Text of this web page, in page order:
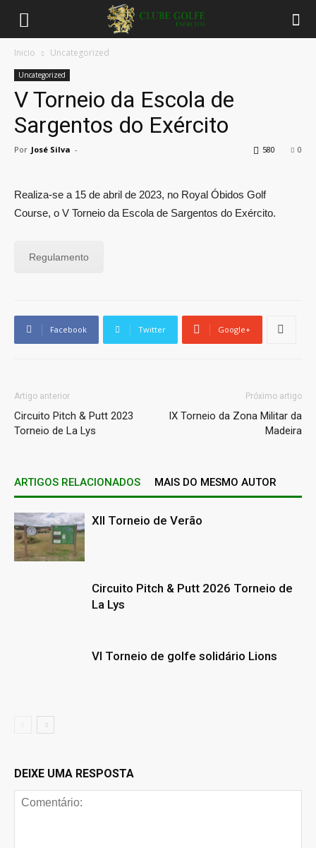
Inicio Uncategorized
Uncategorized
V Torneio da Escola de
Sargentos do Exército
Por José Silva - 0
580
Realiza-se a 15 de abril de 2023, no Royal Óbidos Golf
Course, o V Torneio da Escola de Sargentos do Exército.
Regulamento
Facebook Twitter Google+
Artigo anterior
Circuito Pitch & Putt 2023
Torneio de La Lys
Próximo artigo
IX Torneio da Zona Militar da
Madeira
ARTIGOS RELACIONADOS MAIS DO MESMO AUTOR
XII Torneio de Verão
Circuito Pitch & Putt 2026 Torneio de
La Lys
VI Torneio de golfe solidário Lions
DEIXE UMA RESPOSTA